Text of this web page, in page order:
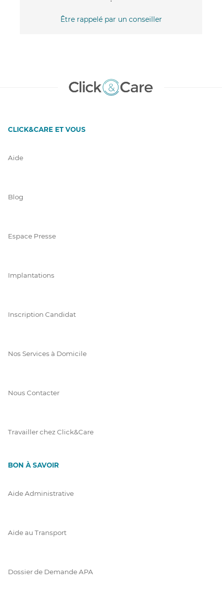
Être rappelé par un conseiller
CLICK&CARE ET VOUS
Aide
Blog
Espace Presse
Implantations
Inscription Candidat
Nos Services à Domicile
Nous Contacter
Travailler chez Click&Care
BON À SAVOIR
Aide Administrative
Aide au Transport
Dossier de Demande APA